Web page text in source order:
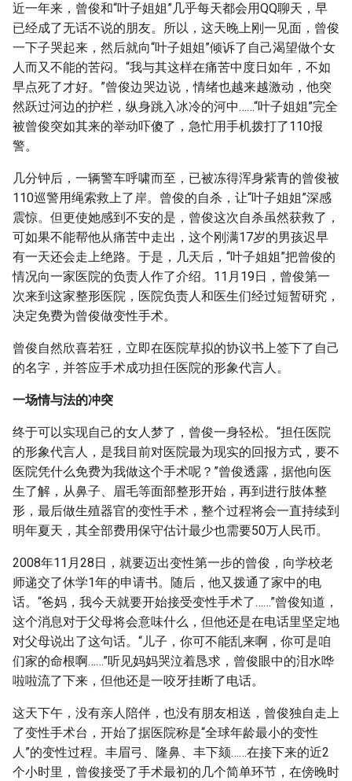
近一年来，曾俊和“叶子姐姐”几乎每天都会用QQ聊天，早
已经成了无话不说的朋友。所以，这天晚上刚一见面，曾俊
一下子哭起来，然后就向“叶子姐姐”倾诉了自己渴望做个女
人而又不能的苦闷。“我与其这样在痛苦中度日如年，不如
早点死了才好。”曾俊边哭边说，情绪也越来越激动，他突
然跃过河边的护栏，纵身跳入冰冷的河中……“叶子姐姐”完全
被曾俊突如其来的举动吓傻了，急忙用手机拨打了110报
警。
几分钟后，一辆警车呼啸而至，已被冻得浑身紫青的曾俊被
110巡警用绳索救上了岸。曾俊的自杀，让“叶子姐姐”深感
震惊。但更使她感到不安的是，曾俊这次自杀虽然获救了，
可如果不能帮他从痛苦中走出，这个刚满17岁的男孩迟早
有一天还会走上绝路。于是，几天后，“叶子姐姐”把曾俊的
情况向一家医院的负责人作了介绍。11月19日，曾俊第一
次来到这家整形医院，医院负责人和医生们经过短暂研究，
决定免费为曾俊做变性手术。
曾俊自然欣喜若狂，立即在医院草拟的协议书上签下了自己
的名字，并答应手术成功担任医院的形象代言人。
一场情与法的冲突
终于可以实现自己的女人梦了，曾俊一身轻松。“担任医院
的形象代言人，是我目前对医院最为现实的回报方式，要不
医院凭什么免费为我做这个手术呢？”曾俊透露，据他向医
生了解，从鼻子、眉毛等面部整形开始，再到进行肢体整
形，最后做生殖器官的变性手术，整个过程将会一直持续到
明年夏天，其全部费用保守估计最少也需要50万人民币。
2008年11月28日，就要迈出变性第一步的曾俊，向学校老
师递交了休学1年的申请书。随后，他又拨通了家中的电
话。“爸妈，我今天就要开始接受变性手术了……”曾俊知道，
这个消息对于父母将会意味什么，但他还是在电话里坚定地
对父母说出了这句话。“儿子，你可不能乱来啊，你可是咱
们家的命根啊……”听见妈妈哭泣着恳求，曾俊眼中的泪水哗
啦啦流了下来，但他还是一咬牙挂断了电话。
这天下午，没有亲人陪伴，也没有朋友相送，曾俊独自走上
了变性手术台，开始了据医院称是“全球年龄最小的变性
人”的变性过程。丰眉弓、隆鼻、丰下颏……在接下来的近2
个小时里，曾俊接受了手术最初的几个简单环节，在傍晚时